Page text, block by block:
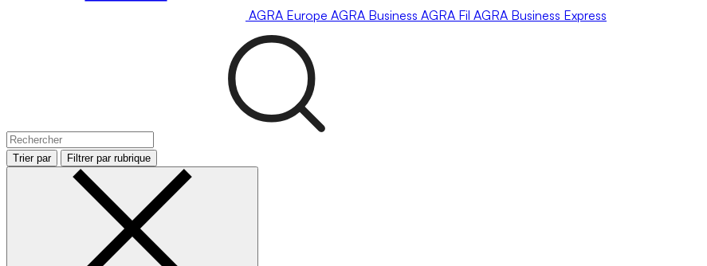
AGRA Europe AGRA Business AGRA Fil AGRA Business Express
Trier par Filtrer par rubrique